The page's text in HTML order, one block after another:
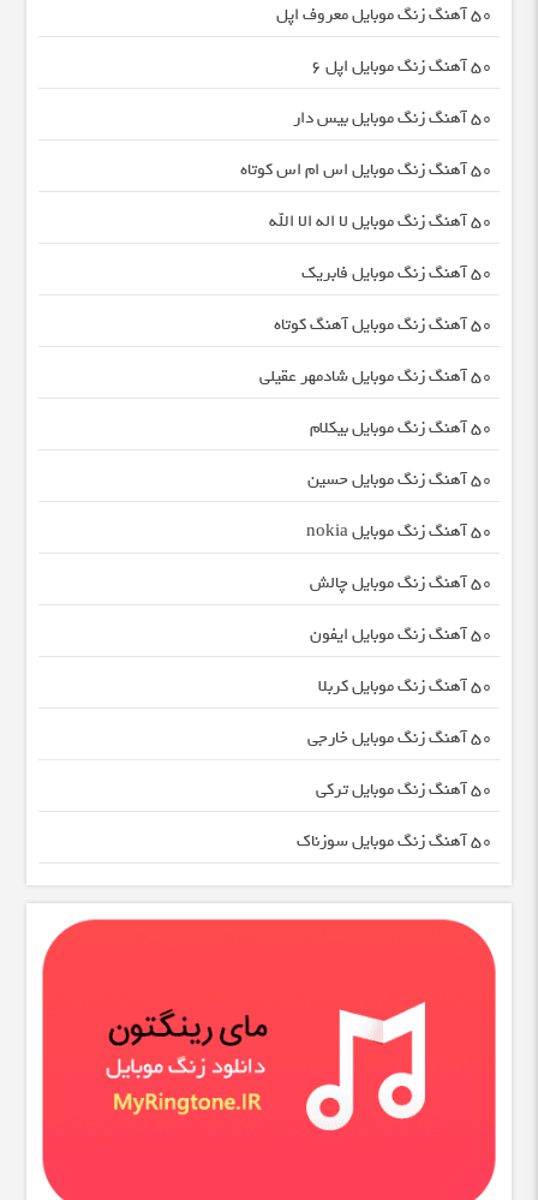
50 آهنگ زنگ موبایل معروف اپل
50 آهنگ زنگ موبایل اپل 6
50 آهنگ زنگ موبایل بیس دار
50 آهنگ زنگ موبایل اس ام اس کوتاه
50 آهنگ زنگ موبایل لا اله الا الله
50 آهنگ زنگ موبایل فابریک
50 آهنگ زنگ موبایل آهنگ کوتاه
50 آهنگ زنگ موبایل شادمهر عقیلی
50 آهنگ زنگ موبایل بیکلام
50 آهنگ زنگ موبایل حسین
50 آهنگ زنگ موبایل nokia
50 آهنگ زنگ موبایل چالش
50 آهنگ زنگ موبایل ایفون
50 آهنگ زنگ موبایل کربلا
50 آهنگ زنگ موبایل خارجی
50 آهنگ زنگ موبایل ترکی
50 آهنگ زنگ موبایل سوزناک